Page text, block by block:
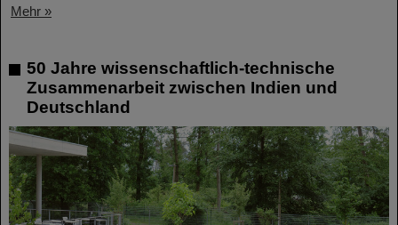
Mehr »
50 Jahre wissenschaftlich-technische
Zusammenarbeit zwischen Indien und
Deutschland